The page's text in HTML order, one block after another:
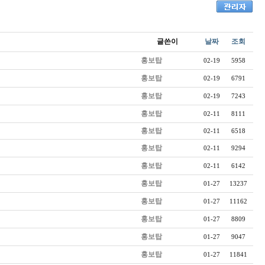
글쓴이 날짜 조회
홍보탑 02-19 5958
홍보탑 02-19 6791
홍보탑 02-19 7243
홍보탑 02-11 8111
홍보탑 02-11 6518
홍보탑 02-11 9294
홍보탑 02-11 6142
홍보탑 01-27 13237
홍보탑 01-27 11162
홍보탑 01-27 8809
홍보탑 01-27 9047
홍보탑 01-27 11841